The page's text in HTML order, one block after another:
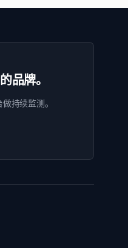
品牌。
持续监测。